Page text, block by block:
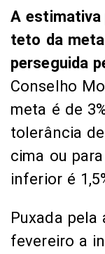
A estimativa
teto da
perseguida
Conselho
meta é de
tolerância
cima ou
inferior é
Puxada
fevereiro a